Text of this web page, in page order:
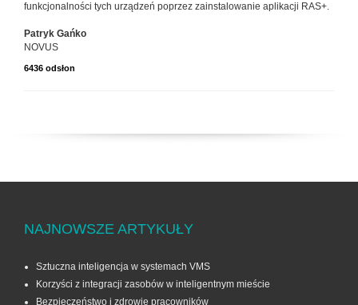
funkcjonalności tych urządzeń poprzez zainstalowanie aplikacji RAS+.
Patryk Gańko
NOVUS
6436 odsłon
NAJNOWSZE ARTYKUŁY
Sztuczna inteligencja w systemach VMS
Korzyści z integracji zasobów w inteligentnym mieście
Bezpieczeństwo i zdrowie pracowników